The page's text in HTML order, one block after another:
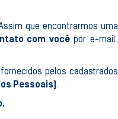
que encontrarmos uma
com vocêpor e-mail,
pelos cadastrados
Pessoais) .